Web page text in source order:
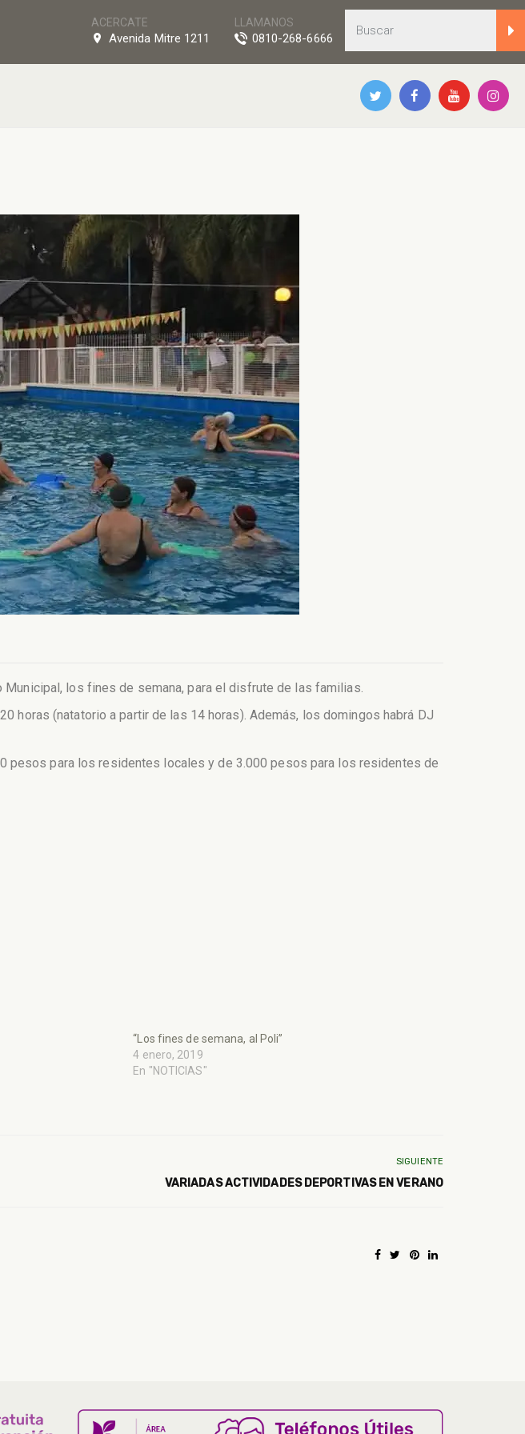
LLAMANOS
0810-268-6666
ACERCATE
Avenida Mitre 1211
los fines de semana, para el disfrute de las familias.
horas (natatorio a partir de las 14 horas). Además, los domingos habrá DJ
pesos para los residentes locales y de 3.000 pesos para los residentes de
“Los fines de semana, al Poli”
4 enero, 2019
En "NOTICIAS"
SIGUIENTE
VARIADAS ACTIVIDADES DEPORTIVAS EN VERANO